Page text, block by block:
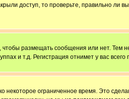
доступ, то проверьте, правильно ли
размещать сообщения или нет. Тем
и т.д. Регистрация отнимет у вас
ограниченное время. Это